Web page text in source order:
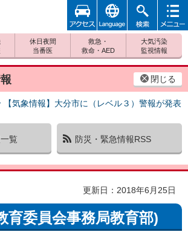
閉じる
気象情報】大分市に（レベル３）警報が発表
覧 防災・緊急情報RSS
休日夜間
当番医
救急・
救命・AED
大気汚染
監視情報
アクセ
ス
foreign 検索
メニュ
更新日：2018年6月25日
育委員会事務局教育部)